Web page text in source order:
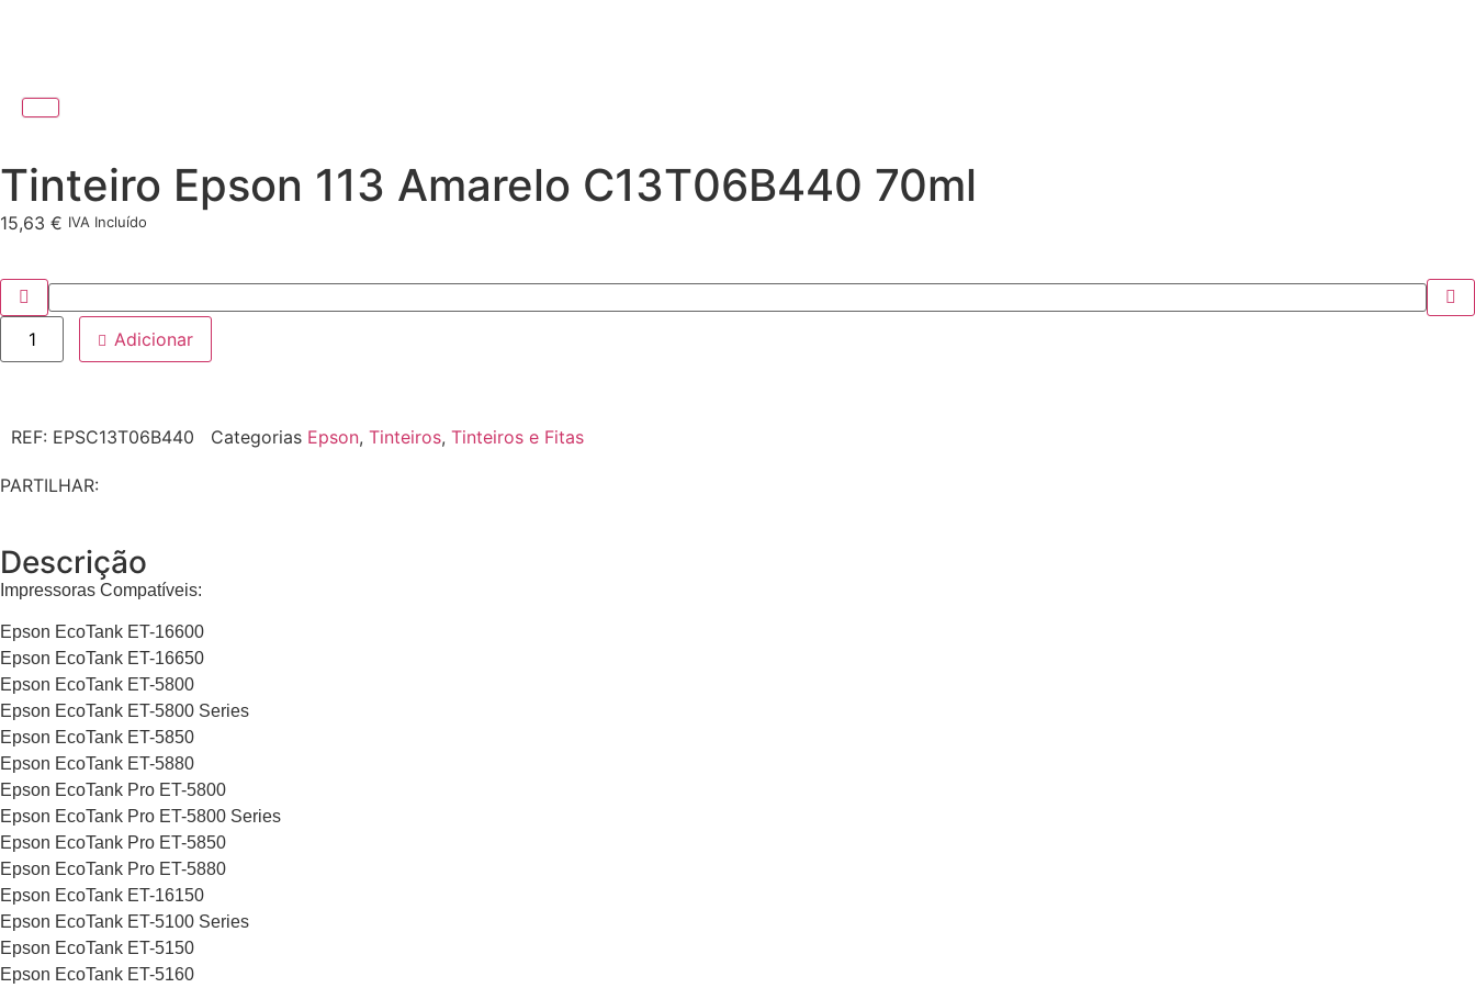
Tinteiro Epson 113 Amarelo C13T06B440 70ml
15,63 € IVA Incluído
Adicionar
REF: EPSC13T06B440 Categorias Epson, Tinteiros, Tinteiros e Fitas
PARTILHAR:
Descrição
Impressoras Compatíveis:
Epson EcoTank ET-16600
Epson EcoTank ET-16650
Epson EcoTank ET-5800
Epson EcoTank ET-5800 Series
Epson EcoTank ET-5850
Epson EcoTank ET-5880
Epson EcoTank Pro ET-5800
Epson EcoTank Pro ET-5800 Series
Epson EcoTank Pro ET-5850
Epson EcoTank Pro ET-5880
Epson EcoTank ET-16150
Epson EcoTank ET-5100 Series
Epson EcoTank ET-5150
Epson EcoTank ET-5160